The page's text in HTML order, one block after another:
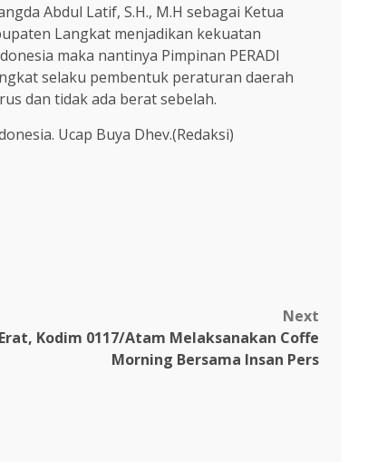
Abdul Latif, S.H., M.H sebagai Ketua
Langkat menjadikan kekuatan
maka nantinya Pimpinan PERADI
selaku pembentuk peraturan daerah
dan tidak ada berat sebelah.
Ucap Buya Dhev.(Redaksi)
Next
Kodim 0117/Atam Melaksanakan Coffe
Morning Bersama Insan Pers